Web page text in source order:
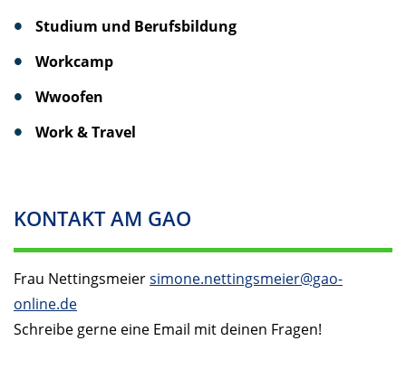
Studium und Berufsbildung
Workcamp
Wwoofen
Work & Travel
KONTAKT AM GAO
Frau Nettingsmeiersimone.nettingsmeier@gao-
online.de
Schreibe gerne eine Email mit deinen Fragen!